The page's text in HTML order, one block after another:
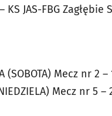
KS JAS-FBG Zagłębie
(SOBOTA) Mecz nr 2 –
Mecz nr 5 –